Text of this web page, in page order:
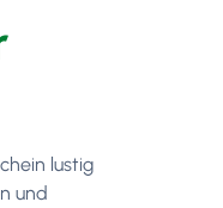
lustig
und